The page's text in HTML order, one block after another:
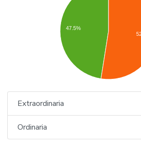
47.5%
Extraordinaria
Ordinaria